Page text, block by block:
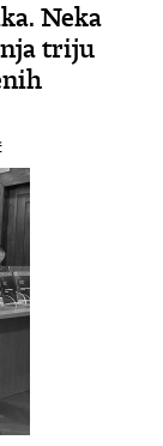
Neka
triju